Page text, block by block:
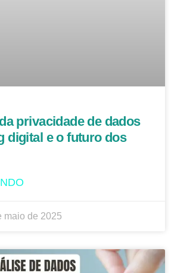
privacidade de dados
digital e o futuro dos
maio de 2025